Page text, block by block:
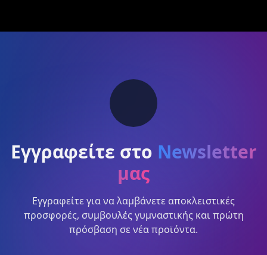
Εγγραφείτε στο Newsletter
μας
Εγγραφείτε για να λαμβάνετε αποκλειστικές
προσφορές, συμβουλές γυμναστικής και πρώτη
πρόσβαση σε νέα προϊόντα.